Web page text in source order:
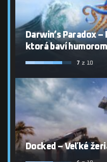
Darwin’s Paradox
ktorá baví
7 z 10
Docked – Veľké